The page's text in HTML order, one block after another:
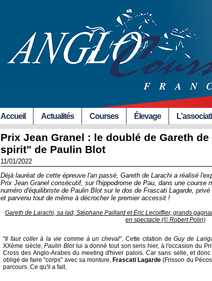
Accueil Actualités Courses Élevage
Prix Jean Granel : le doublé de Gareth
spirit" de Paulin Blot
11/01/2022
Déjà lauréat de cette épreuve l'an passé, Gareth de Larachi a réalisé
Prix Jean Granel consécutif, sur l'hippodrome de Pau, dans une course
numéro d'équilibriste de Paulin Blot sur le dos de Frascati Lagarde,
et parvenu tout de même à décrocher le premier accessit !
Gareth de Larachi, sa lad, Stéphane Paillard et Éric Lecoiffier, grands
en spectacle (© Robert Polin)
"Il faut coller à la vie comme à un cheval". Cette citation deGuy de
XXème siècle,Paulin Blotlui a donné tout son sens hier, à l'occasion du
Cross des Anglo-Arabes du meeting d'hiver palois. Car sans selle, et
obligé de faire "corps" avec sa monture, Frascati Lagarde (Frisson du
parcours. Ce qu'il a fait.